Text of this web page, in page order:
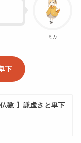
ミカ
下
教 】謙虚さと卑下